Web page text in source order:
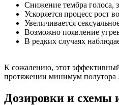
Снижение тембра голоса,
Ускоряется процесс рост
Увеличивается
Возможно появление
В редких случаях
К сожалению, этот
протяжении минимум полутора
Дозировки и схемы